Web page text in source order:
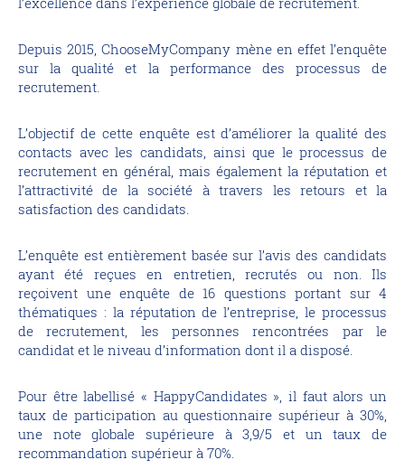
Depuis 2015, ChooseMyCompany mène en effet l’enquête
sur la qualité et la performance des processus de
recrutement.
L’objectif de cette enquête est d’améliorer la qualité des
contacts avec les candidats, ainsi que le processus de
recrutement en général, mais également la réputation et
l’attractivité de la société à travers les retours et la
satisfaction des candidats.
L’enquête est entièrement basée sur l’avis des candidats
ayant été reçues en entretien, recrutés ou non. Ils
reçoivent une enquête de 16 questions portant sur 4
thématiques : la réputation de l’entreprise, le processus
de recrutement, les personnes rencontrées par le
candidat et le niveau d’information dont il a disposé.
Pour être labellisé « HappyCandidates », il faut alors un
taux de participation au questionnaire supérieur à 30%,
une note globale supérieure à 3,9/5 et un taux de
recommandation supérieur à 70%.